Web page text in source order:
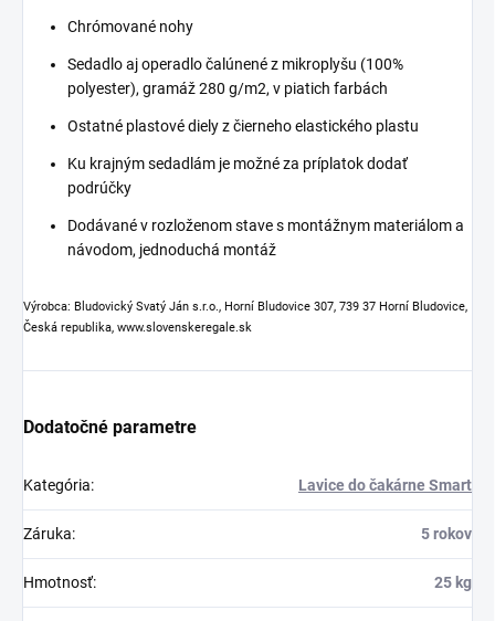
Chrómované nohy
Sedadlo aj operadlo čalúnené z mikroplyšu (100%
polyester), gramáž 280 g/m2, v piatich farbách
Ostatné plastové diely z čierneho elastického plastu
Ku krajným sedadlám je možné za príplatok dodať
podrúčky
Dodávané v rozloženom stave s montážnym materiálom a
návodom, jednoduchá montáž
Výrobca: Bludovický Svatý Ján s.r.o., Horní Bludovice 307, 739 37 Horní Bludovice,
Česká republika, www.slovenskeregale.sk
Dodatočné parametre
Kategória: Lavice do čakárne Smart
Záruka: 5 rokov
Hmotnosť: 25 kg